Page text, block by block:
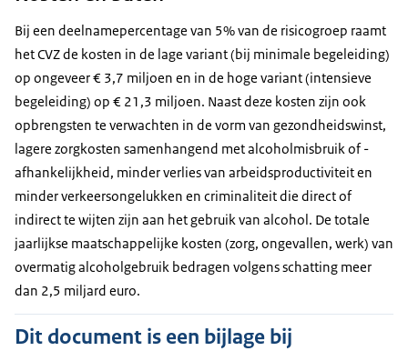
Bij een deelnamepercentage van 5% van de risicogroep raamt
het CVZ de kosten in de lage variant (bij minimale begeleiding)
op ongeveer € 3,7 miljoen en in de hoge variant (intensieve
begeleiding) op € 21,3 miljoen. Naast deze kosten zijn ook
opbrengsten te verwachten in de vorm van gezondheidswinst,
lagere zorgkosten samenhangend met alcoholmisbruik of -
afhankelijkheid, minder verlies van arbeidsproductiviteit en
minder verkeersongelukken en criminaliteit die direct of
indirect te wijten zijn aan het gebruik van alcohol. De totale
jaarlijkse maatschappelijke kosten (zorg, ongevallen, werk) van
overmatig alcoholgebruik bedragen volgens schatting meer
dan 2,5 miljard euro.
Dit document is een bijlage bij